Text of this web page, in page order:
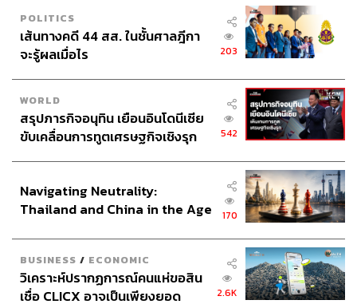
POLITICS
เส้นทางคดี 44 สส. ในชั้นศาลฎีกา
จะรู้ผลเมื่อไร
203
WORLD
สรุปภารกิจอนุทิน เยือนอินโดนีเซีย
ขับเคลื่อนการทูตเศรษฐกิจเชิงรุก
542
Navigating Neutrality:
Thailand and China in the Age
170
BUSINESS / ECONOMIC
วิเคราะห์ปรากฏการณ์คนแห่ขอสิน
เชื่อ CLICX อาจเป็นเพียงยอด
2.6K